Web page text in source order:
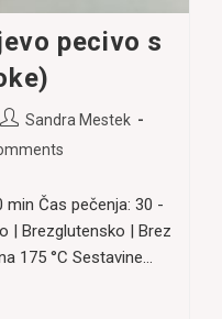
pecivo s
PostSandra Mestek
min Čas pečenja: 30 -
| Brezglutensko | Brez
175 °C Sestavine…